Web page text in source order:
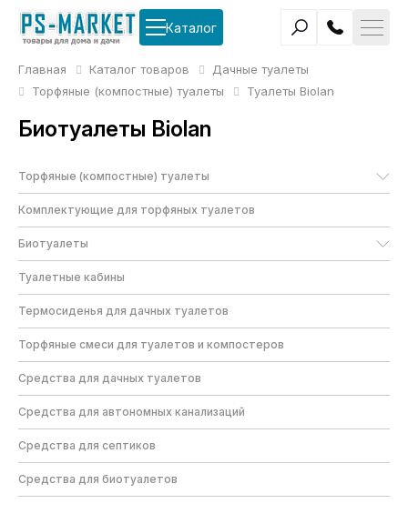
Каталог
Главная Каталог товаров
Дачные туалеты
Торфяные (компостные) туалеты
Туалеты Biolan
Биотуалеты Biolan
Торфяные (компостные) туалеты
Комплектующие для торфяных туалетов
Биотуалеты
Туалетные кабины
Термосиденья для дачных туалетов
Торфяные смеси для туалетов и компостеров
Средства для дачных туалетов
Средства для автономных канализаций
Средства для септиков
Средства для биотуалетов